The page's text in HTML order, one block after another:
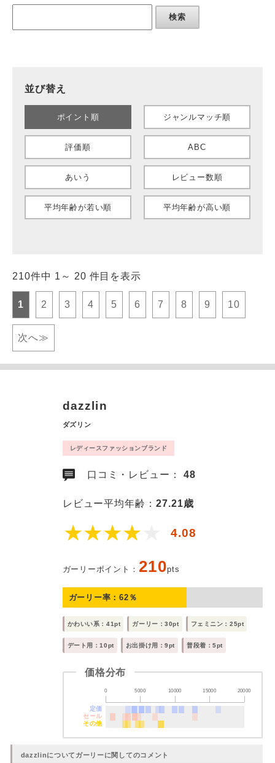
検索
並び替え
ポイント順 ジャンルマッチ順
評価順 ABC
あいう レビュー数順
平均年齢が若い順 平均年齢が高い順
210件中 1～ 20 件目を表示
1 2 3 4 5 6 7 8 9 10
次へ≫
dazzlin
ダズリン
レディースファッションブランド
口コミ・レビュー：48
レビュー平均年齢：27.21歳
4.08
ガーリーポイント： 210pts
ガーリー率：62 ％
かわいい系：41pt ガーリー：30pt フェミニン：25pt
デート用：10pt お出掛け用：9pt 普段着：5pt
価格分布
0 5000 10000 15000 20000
定価
セール
その他
dazzlinについてガーリーに関してのコメント